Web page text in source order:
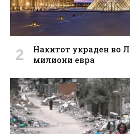
Накитот украден во
милиони евра